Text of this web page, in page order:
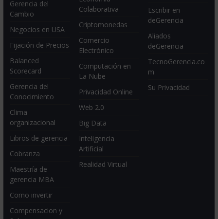
Gerencia del
Cambio
Negocios en USA
Fijación de Precios
Balanced
Scorecard
Gerencia del
Conocimiento
Clima
organizacional
Libros de gerencia
Cobranza
Maestría de
gerencia MBA
Como invertir
Compensacion y
Colaborativa
Criptomonedas
Comercio
Electrónico
Computación en
La Nube
Privacidad Online
Web 2.0
Big Data
Inteligencia
Artificial
Realidad Virtual
Escribir en
deGerencia
Aliados
deGerencia
TecnoGerencia.co
m
Su Privacidad